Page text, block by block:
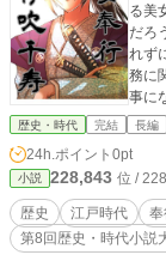
る美女
だろ
れず
務に
事になった。 そして奉
は、
う。 権限こそあれど予算も人も乏しい彼女らであったが、
江戸
目、
歴史・時代 完結 長編
24h.ポイント 0pt
小説 228,843 位 /
歴史 江戸時代
第8回歴史・時代小説